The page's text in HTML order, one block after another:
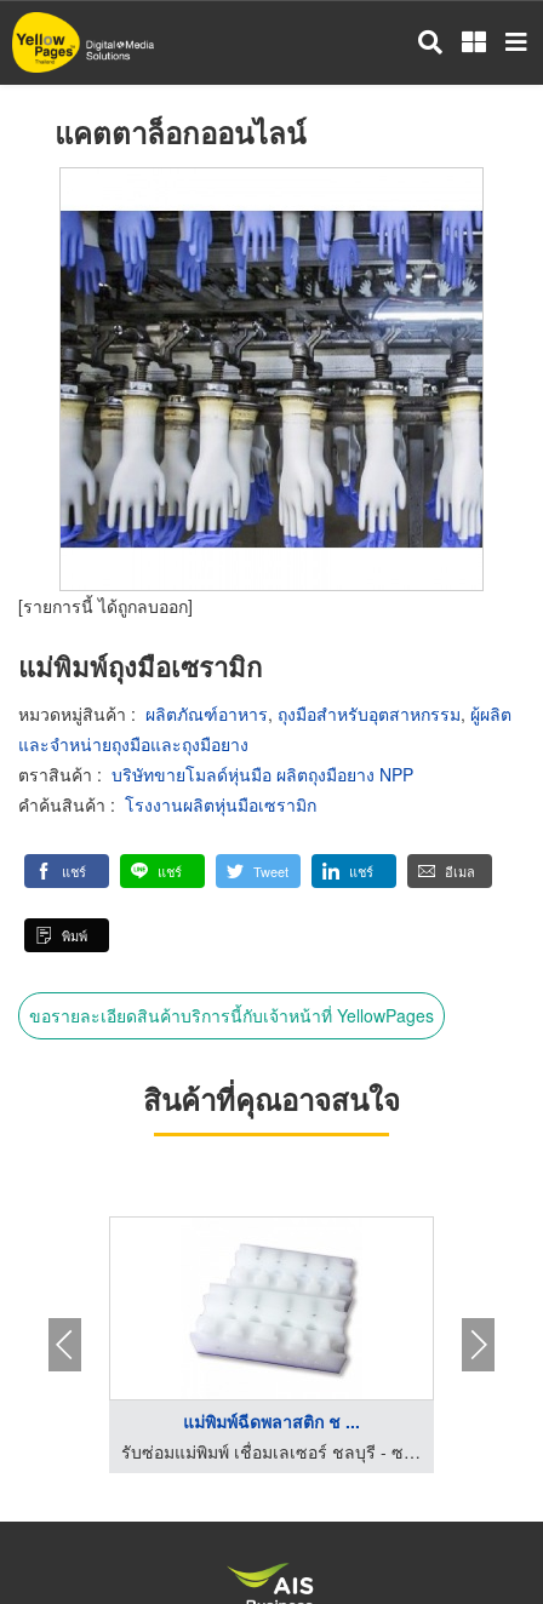
ข้าม
ไป
แคตตาล็อกออนไลน์
[รายการนี้ ได้ถูกลบออก]
แม่พิมพ์ถุงมือเซรามิก
หมวดหมู่สินค้า : ผลิตภัณฑ์อาหาร, ถุงมือสำหรับอุตสาหกรรม, ผู้ผลิต
และจำหน่ายถุงมือและถุงมือยาง
ตราสินค้า : บริษัทขายโมลด์หุ่นมือ ผลิตถุงมือยาง NPP
คำค้นสินค้า : โรงงานผลิตหุ่นมือเซรามิก
แชร์ แชร์ Tweet แชร์ อีเมล
พิมพ์
ขอรายละเอียดสินค้าบริการนี้กับเจ้าหน้าที่ YellowPages
สินค้าที่คุณอาจสนใจ
แม่พิมพ์ฉีดพลาสติก ช ...
รับซ่อมแม่พิมพ์ เชื่อมเลเซอร์ ชลบุรี - ซาวา โมลด์